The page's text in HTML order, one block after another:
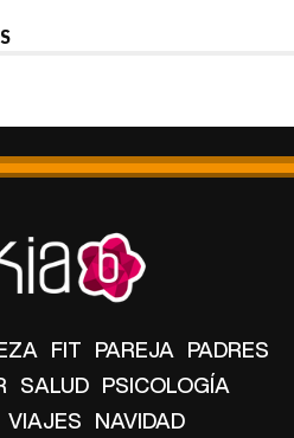
FIT PAREJA PADRES
SALUD PSICOLOGÍA
VIAJES NAVIDAD